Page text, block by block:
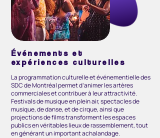
Événements et
expériences culturelles
La programmation culturelle et événementielle des
SDC de Montréal permet d’animer les artères
commerciales et contribuer à leur attractivité.
Festivals de musique en plein air, spectacles de
musique, de danse, et de cirque, ainsi que
projections de films transforment les espaces
publics en véritables lieux de rassemblement, tout
en générant un important achalandage.